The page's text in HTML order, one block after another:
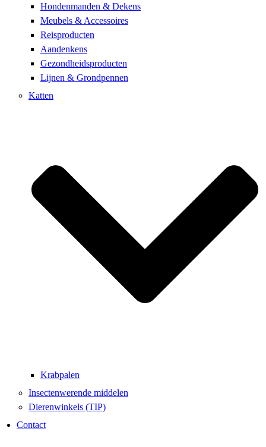
Hondenmanden & Dekens
Meubels & Accessoires
Reisproducten
Aandenkens
Gezondheidsproducten
Lijnen & Grondpennen
Katten
Krabpalen
Insectenwerende middelen
Dierenwinkels (TIP)
Contact